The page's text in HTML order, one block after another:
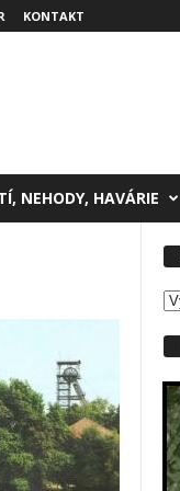
KONTAKT
NEHODY, HAVÁRIE
K
g
r
e